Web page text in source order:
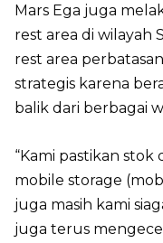
Mars Ega juga
rest area di wilayah
rest area
strategis karena
balik dari berbagai
“Kami pastikan stok
mobile storage
juga masih kami
juga terus